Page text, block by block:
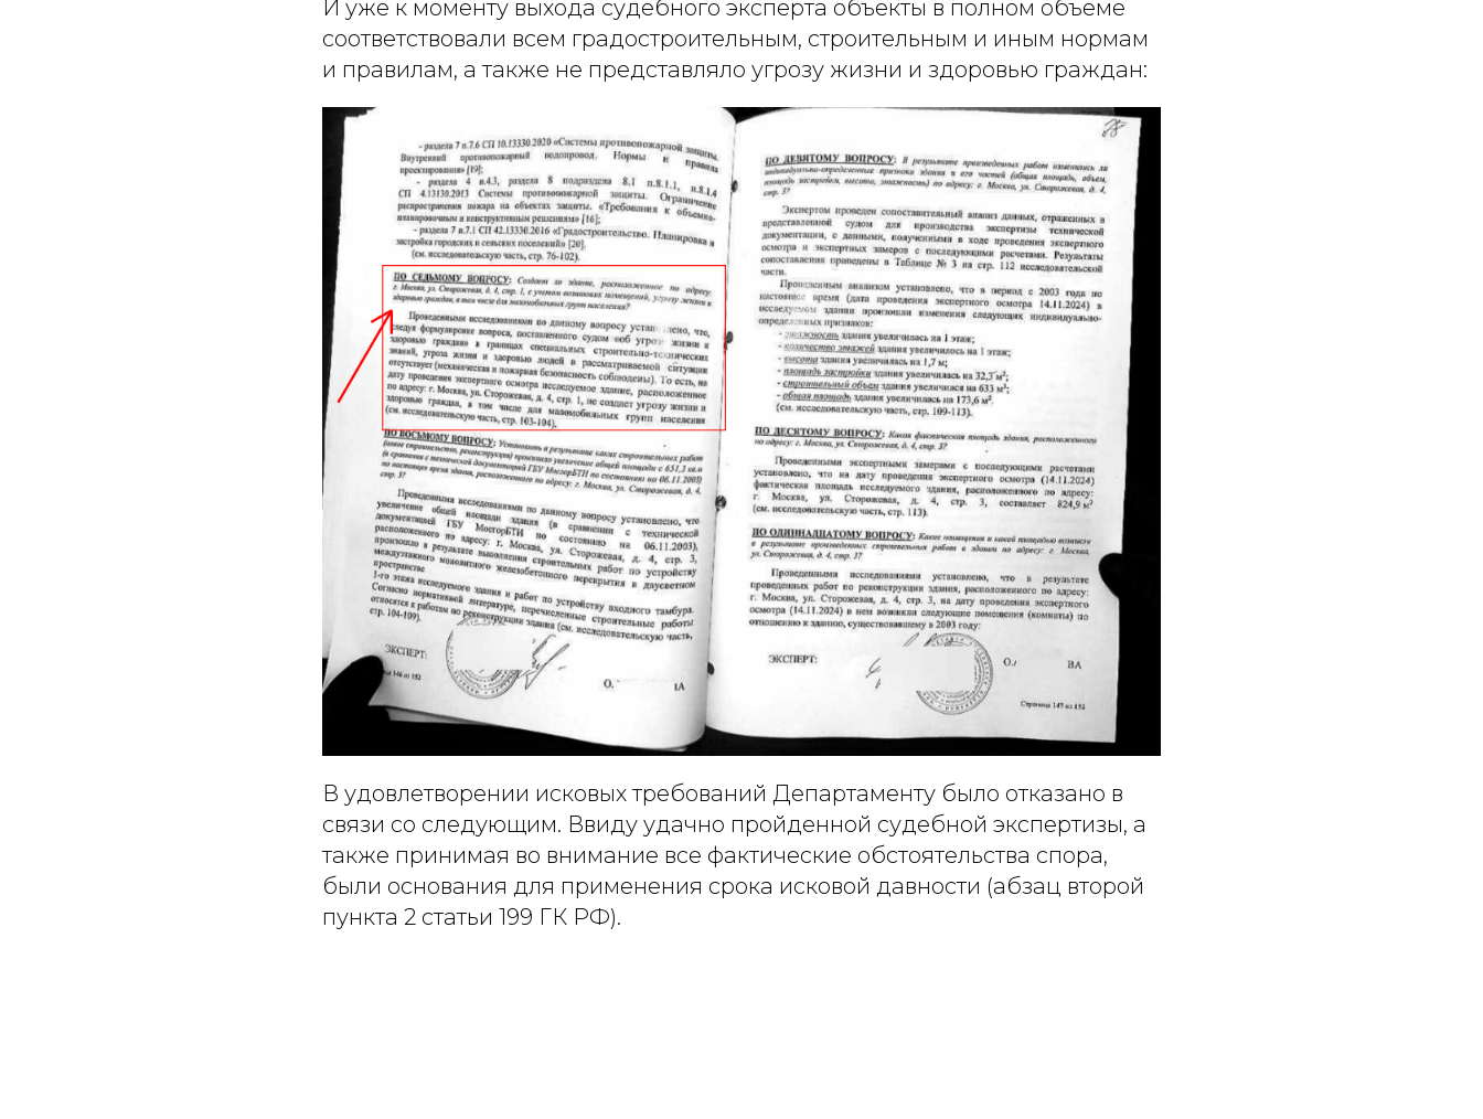
И уже к моменту выхода судебного эксперта объекты в полном объеме
соответствовали всем градостроительным, строительным и иным нормам
и правилам, а также не представляло угрозу жизни и здоровью граждан:
В удовлетворении исковых требований Департаменту было отказано в
связи со следующим. Ввиду удачно пройденной судебной экспертизы, а
также принимая во внимание все фактические обстоятельства спора,
были основания для применения срока исковой давности (абзац второй
пункта 2 статьи 199 ГК РФ).